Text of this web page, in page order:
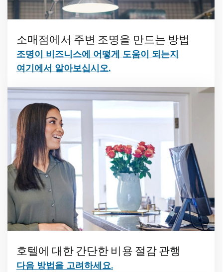
소매점에서 주변 조명을 만드는 방법
조명이 비즈니스에 어떻게 도움이 되는지
여기에서 알아보십시오.
호텔에 대한 간단한 비용 절감 관행
다음 방법을 고려하세요.